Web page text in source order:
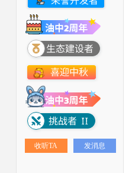
收听TA 发消息